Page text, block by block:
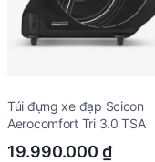
Túi đựng xe đạp Scicon
Aerocomfort Tri 3.0 TSA
19.990.000 ₫